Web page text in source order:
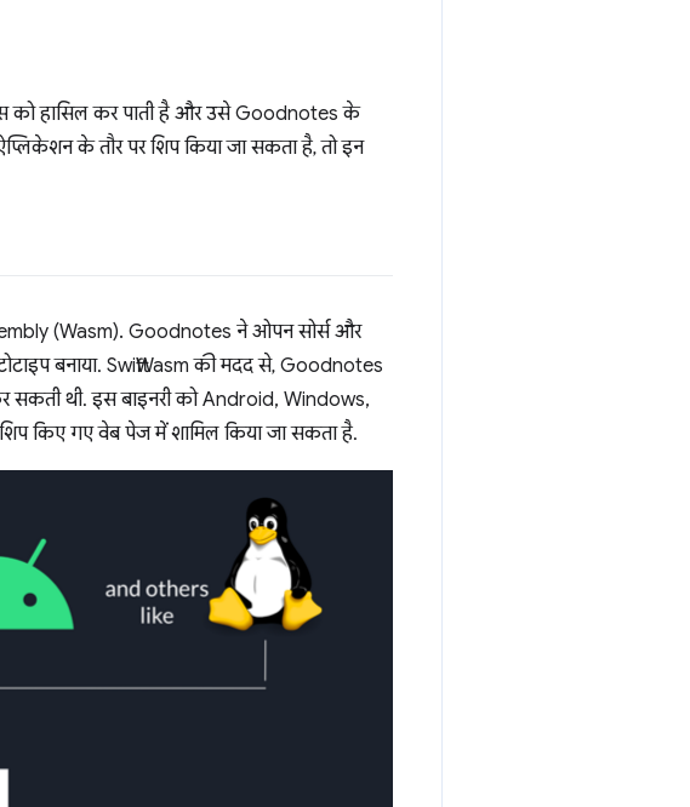
को हासिल कर पाती है और उसे Goodnotes के
के तौर पर शिप किया जा सकता है, तो इन
(Wasm). Goodnotes ने ओपन सोर्स और
बनाया. SwiftWasm की मदद से, Goodnotes
सकती थी. इस बाइनरी को Android, Windows,
किए गए वेब पेज में शामिल किया जा सकता है.